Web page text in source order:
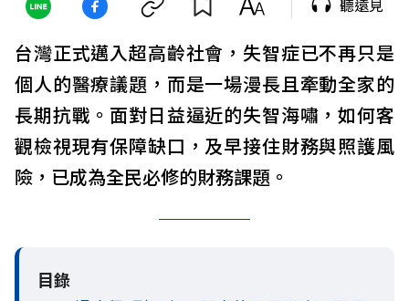
聽遠見
台灣正式邁入超高齡社會，失智症已不再只是
個人的醫療議題，而是一場漫長且牽動全家的
長期抗戰。面對日益逼近的失智海嘯，如何客
觀檢視現有保障缺口，及早接住財務與照護風
險，已成為全民必修的財務課題。
目錄